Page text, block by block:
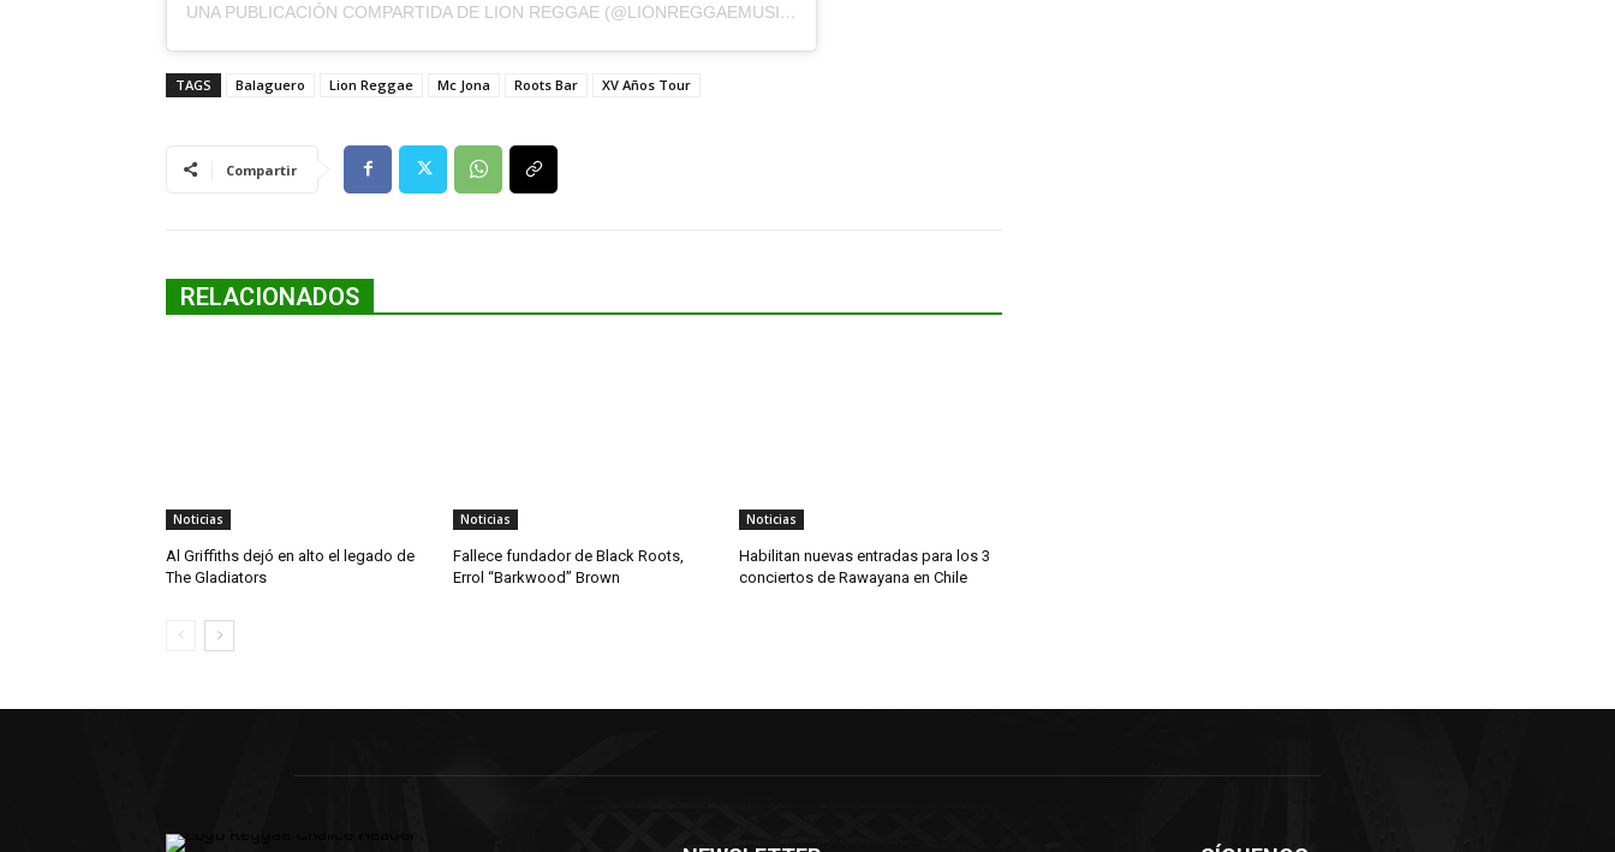
UNA PUBLICACIÓN COMPARTIDA DE LION REGGAE (@LIONREGGAEMUSIC)
TAGS Balaguero Lion Reggae Mc Jona Roots Bar XV Años Tour
Compartir
RELACIONADOS
Noticias
Al Griffiths dejó en alto el legado de
The Gladiators
Noticias
Fallece fundador de Black Roots,
Errol “Barkwood” Brown
Noticias
Habilitan nuevas entradas para los 3
conciertos de Rawayana en Chile